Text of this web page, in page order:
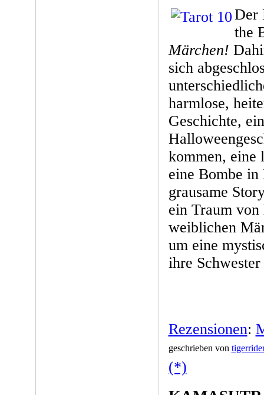
Der
the
Märchen!
sich
harmlose,
Geschichte,
kommen, eine
eine Bombe
grausame
ein Traum von
weiblichen
um eine
ihre
Rezensionen:
geschrieben von
(*)